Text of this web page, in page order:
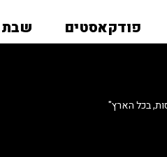
פודקאסטים שבת
בכל הארץ"